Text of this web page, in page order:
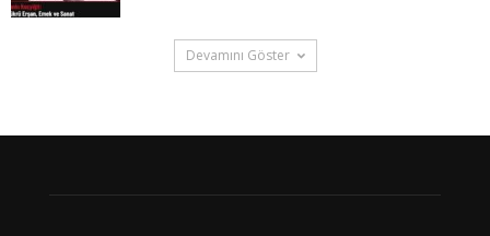
Devamını Göster